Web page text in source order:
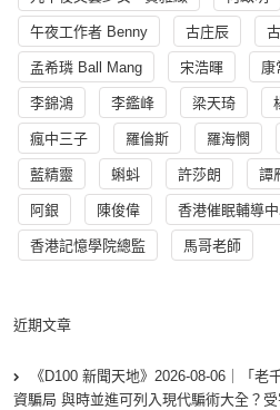
午夜工作者 Benny 古庄辰
孟希璘 Ball Mang 宋浩暉 康
李錦鴻 李鑑峰 梁天琦
瘋中三子 羅倫斯 羅海憫
藍精靈 蝌蚪 許莎朗 譚
阿銀 陳俊偉 香港催眠輔導
香港記憶學院總監 馬哥老師
近期文章
《D100 新聞天地》2026-08-06｜「
資騙局 與時並進可列入現代騙術大全？受